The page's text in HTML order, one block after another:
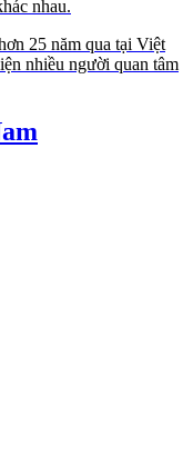
nhau.
25 năm qua tại Việt
nhiều người quan tâm